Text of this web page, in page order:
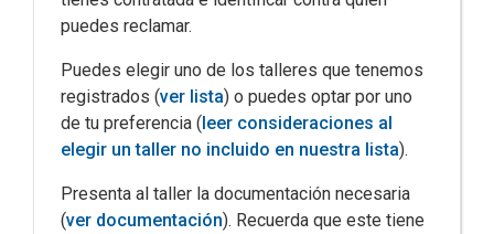
puedes reclamar.
Puedes elegir uno de los talleres que tenemos
registrados (ver lista) o puedes optar por uno
de tu preferencia (leer consideraciones al
elegir un taller no incluido en nuestra lista).
Presenta al taller la documentación necesaria
(ver documentación). Recuerda que este tiene